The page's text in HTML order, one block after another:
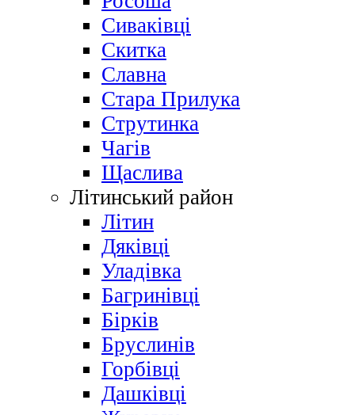
Сиваківці
Скитка
Славна
Стара Прилука
Струтинка
Чагів
Щаслива
Літинський район
Літин
Дяківці
Уладівка
Багринівці
Бірків
Бруслинів
Горбівці
Дашківці